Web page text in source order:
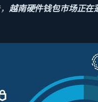
越南硬件钱包市场正在